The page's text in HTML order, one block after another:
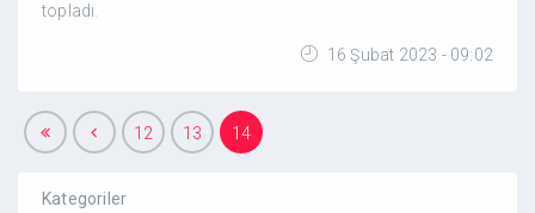
topladı.
16 Şubat 2023 - 09:02
12 13 14
Kategoriler